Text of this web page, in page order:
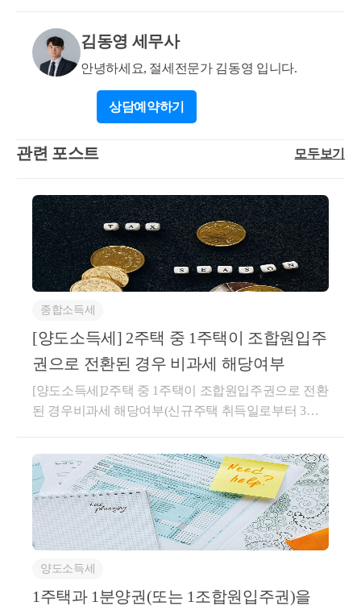
양권이 주택으로 완공된 후에는 입주하는 실수요자에
게 추가적인 처분기한을 드리기 위해 특례 처분기한을
신규주택 완공일부터 2년 이내로 운용하고 있습니다.
➋1세대 1주택자가 재건축·재개발 기간 거주할 대체주
택*을 취득한 경우 해당 대체주택을 신규주택 완공일
부터 2년 이내 처분 시 양도세 비과세 적용됩니다. * 재
건축·재개발 기간 중 1년 이상 거주를 위해 취득한 주
2년 이내에서 3년 이내로 연장합니다. ㅇ대체주택 양
도세 비과세 특례에 대해서도 대체주택 처분기한을 신
규주택 완공일부터 2년 이내에서 3년 이내로 연장합니
다. ㅇ이는 최근 주택거래 부진에 따라 실수요자가 종
전주택 처분이 어려워지고 있는 점을 감안한 조치입니
다. □(적용시기) 세제 혜택을 조속히 드리기 위해 일시
적 2주택자에 대한 처분기한 연장과 적용시기를 맞추
어 1.12. 이후 양도하는 분부터 소급 적용할 수 있도록 2
월 중 소득세법 시행령 개정을 추진하겠습니다. 도움
이 되셨길 바랍니다. 감사합니다. * 보다 궁금한 사항
이 있으실 경우, 02-6403-9250 또는 cta_moonyh@naver.c
가 소유하던 주택(2005.12.31 신설) 3. 혼인한 날 이전에
제1호 다목에 해당하는 자가 소유하던 주택. 다만, 다
음 각 목의 어느 하나의 요건을 갖춘 경우로 한정한다.
(2021.02.17 개정) 가. 혼인한 날 이전에 소유하던 조합
원입주권(혼인한 날 이전에 최초양도주택을 소유하던
서 "혼인전 조합원입주권"이라 한다)이 최초 조합원입
축사업 또는 소규모재건축사업등의 시행기간 중 거주
하기 위하여 사업시행계획 인가일 이후 취득된 것으로
서 취득 후 1년 이상 거주하였을 것(2022.02.15 개정)
나. 혼인전 조합원입주권이 매매 등으로 승계취득된
것인 경우에는 최초양도주택이 혼인전 조합원입주권
을 취득하기 전부터 소유하던 것일 것(2005.12.31 신설)
다. 혼인한 날 이전에 취득한 분양권으로서 최초양도
주택이 혼인한 날 이전에 분양권을 취득하기 전부터
소유하던 것일 것(2021.02.17 신설) 4. 혼인한 날 이전에
제1호 나목에 해당하는 자가 소유하던 1조합원입주권
또는 1분양권에 의하여 재개발사업, 재건축사업 또는
소규모재건축사업등의 관리처분계획등 또는 사업시
02.15 개정) 답변2) 혼인후 남자명의로 추가로 c주택을
취득한 경우 그로부터 3년안에 a주택을 양도하는 경우
에는 일시적 2주택으로 비과세가 가능합니다. 그러나
b입주권이 전환된 주택인 경우에는 주택으로 전환된
때로부터 1년이 지나서 c주택을 취득해야 비과세를 받
도할 계획이시라면 관련 유권해석을 찾아 보시거나 질
의하고 진행하시기 바랍니다.
김동영 세무사
안녕하세요, 절세전문가 김동영 입니다.
상담예약하기
관련 포스트 모두보기
종합소득세
[양도소득세] 2주택 중 1주택이 조합원입주
권으로 전환된 경우 비과세 해당여부
[양도소득세]2주택 중 1주택이 조합원입주권으로 전환
된 경우비과세 해당여부(신규주택 취득일로부터 3년
전주택 취득일로부터 1년 이상 지난 후 신규주택 취득
2) 신규주택 취득일로부터 3년 이내 종전주택 양도3)
종전주택은 1세대 1주택 비과세 요건(2년이상 보유, 취
득당시 조정지역일 경우 2년이상 거주포함)을 충족할
것※ 주택 보유 중에 입주권을 취득할 경우, 주택 양도
세 비과세에 대한 내용이니 참고하시면 됩니다.1주택
과 1분양권(또는 1조합원입주권)을 보유한 경우 주택
양도소득세 비과세 요건 (취득시점, 양도시점, 예외사
양도소득세
1주택과 1분양권(또는 1조합원입주권)을